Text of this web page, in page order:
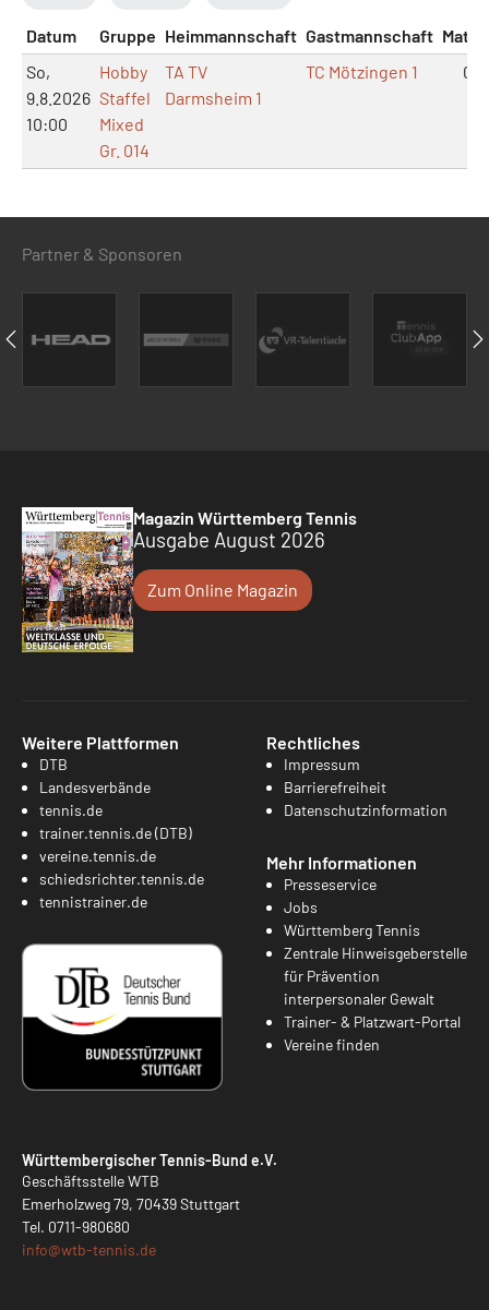
Datum Gruppe Heimmannschaft Gastmannschaft
So,
9.8.2026
10:00
Hobby
Staffel
Mixed
Gr. 014
TA TV
Darmsheim 1
TC Mötzingen 1 0:0
Partner & Sponsoren
Magazin Württemberg Tennis
Ausgabe August 2026
Zum Online Magazin
Weitere Plattformen
DTB
Landesverbände
tennis.de
trainer.tennis.de (DTB)
vereine.tennis.de
schiedsrichter.tennis.de
tennistrainer.de
Rechtliches
Impressum
Barrierefreiheit
Datenschutzinformation
Mehr Informationen
Presseservice
Jobs
Württemberg Tennis
Zentrale Hinweisgeberstelle
für Prävention
interpersonaler Gewalt
Trainer- & Platzwart-Portal
Vereine finden
Württembergischer Tennis-Bund e.V.
Geschäftsstelle WTB
Emerholzweg 79, 70439 Stuttgart
Tel. 0711-980680
info@wtb-tennis.de